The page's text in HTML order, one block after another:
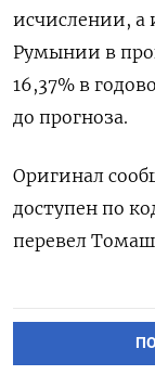
исчислении, а
Румынии в
16,37% в
до прогноза.
Оригинал
доступен по
перевел